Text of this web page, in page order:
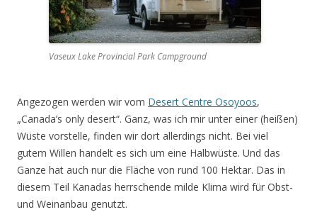
Vaseux Lake Provincial Park Campground
Angezogen werden wir vom Desert Centre Osoyoos,
„Canada’s only desert“. Ganz, was ich mir unter einer (heißen)
Wüste vorstelle, finden wir dort allerdings nicht. Bei viel
gutem Willen handelt es sich um eine Halbwüste. Und das
Ganze hat auch nur die Fläche von rund 100 Hektar. Das in
diesem Teil Kanadas herrschende milde Klima wird für Obst-
und Weinanbau genutzt.